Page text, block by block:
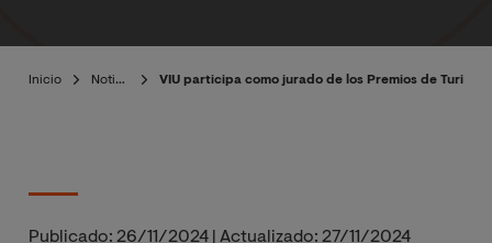
Inicio Noticias VIU participa como jurado de los Premios de
Publicado: 26/11/2024 Actualizado: 27/11/2024